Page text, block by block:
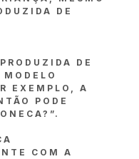
DE
DE
EXEMPLO, A
PODE
COM A